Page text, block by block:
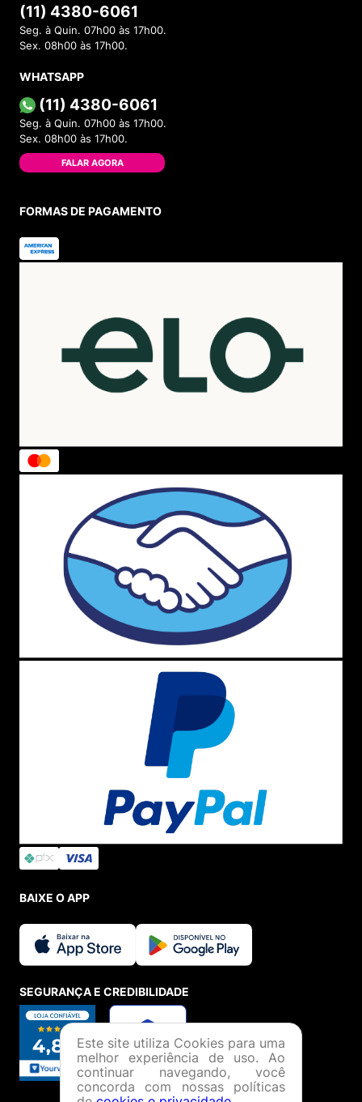
(11) 4380-6061
Seg. à Quin. 07h00 às 17h00.
Sex. 08h00 às 17h00.
WHATSAPP
(11) 4380-6061
Seg. à Quin. 07h00 às 17h00.
Sex. 08h00 às 17h00.
FALAR AGORA
FORMAS DE PAGAMENTO
BAIXE O APP
SEGURANÇA E CREDIBILIDADE
Este site utiliza Cookies para uma
melhor experiência de uso. Ao
continuar navegando, você
concorda com nossas políticas